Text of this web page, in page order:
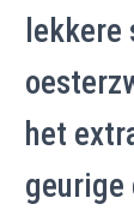
lekkere
het
geurige